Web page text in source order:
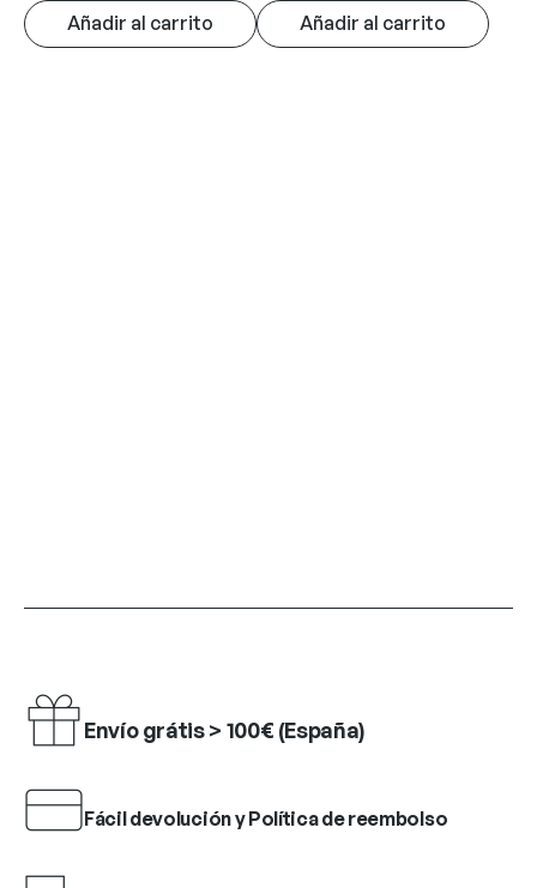
Añadir al carrito Añadir al carrito
Envío grátis > 100€ (España)
Fácil devolución y Política de reembolso